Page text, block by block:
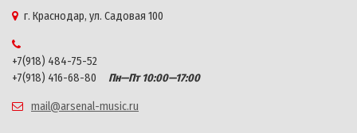
г. Краснодар, ул. Садовая 100
+7(918) 484-75-52
+7(918) 416-68-80
Пн—Пт 10:00—17:00
mail@arsenal-music.ru